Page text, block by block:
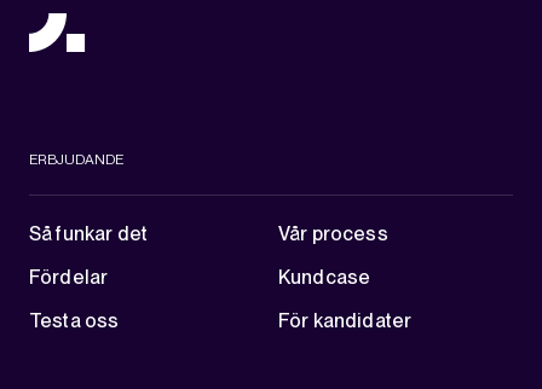
ERBJUDANDE
Så funkar det
Vår process
Fördelar
Kundcase
Testa oss
För kandidater